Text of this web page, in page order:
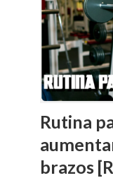
Rutina
brazos